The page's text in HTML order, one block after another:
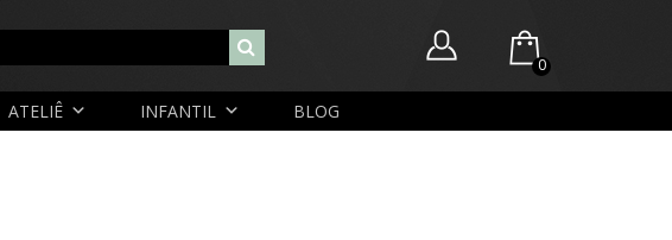
0
Você ainda não possui itens no seu carrinho.
Nome de usuário ou endereço de e-mail
ATELIÊ INFANTIL BLOG